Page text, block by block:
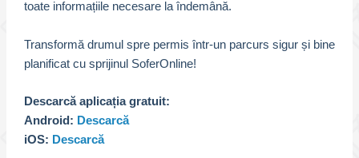
toate informațiile necesare la îndemână.
Transformă drumul spre permis într-un parcurs sigur și bine
planificat cu sprijinul SoferOnline!
Descarcă aplicația gratuit:
Android: Descarcă
iOS: Descarcă